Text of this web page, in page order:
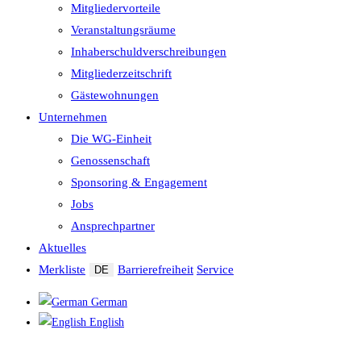
Mitgliedervorteile
Veranstaltungsräume
Inhaberschuld­verschreibungen
Mitgliederzeitschrift
Gästewohnungen
Unternehmen
Die WG-Einheit
Genossenschaft
Sponsoring & Engagement
Jobs
Ansprechpartner
Aktuelles
Merkliste
DE Barrierefreiheit Service
German
English